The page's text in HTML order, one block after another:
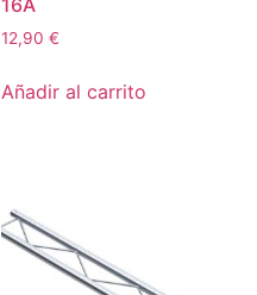
16A
12,90 €
Añadir al carrito